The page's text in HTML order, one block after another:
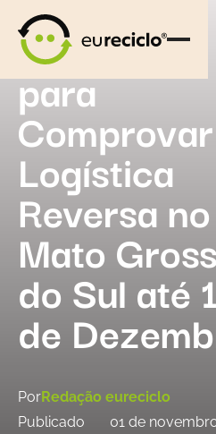
Empresas
para
Comprovar
Logística
Reversa no
Mato
do Sul até
de
PorRedação eureciclo
Publicado
01 de